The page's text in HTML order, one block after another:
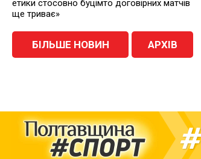
етики стосовно буцімто договірних матчів
ще триває»
БІЛЬШЕ НОВИН АРХІВ